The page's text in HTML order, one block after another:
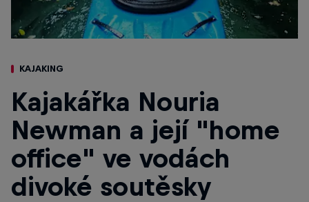
KAJAKING
Kajakářka Nouria
Newman a její "home
office" ve vodách
divoké soutěsky